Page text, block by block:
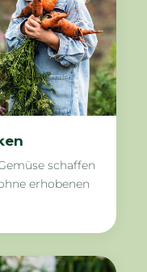
schaffen
erhobenen